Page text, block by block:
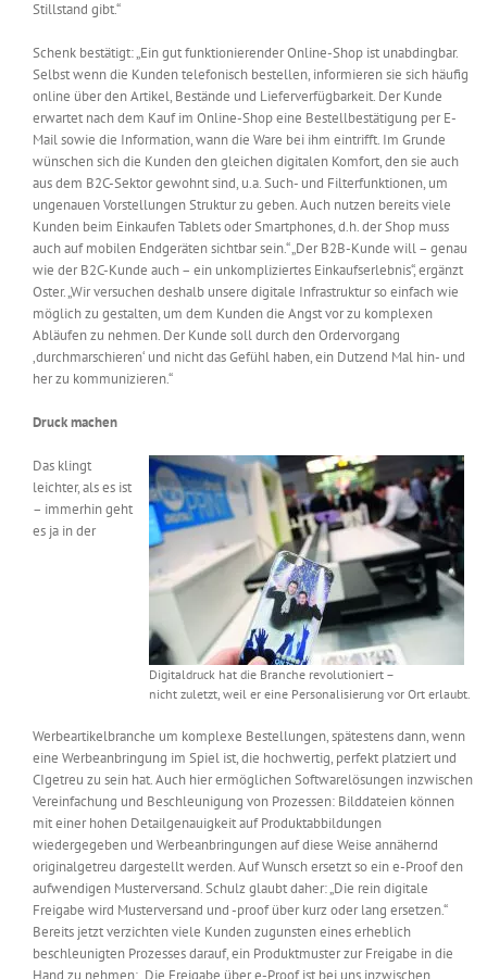
Stillstand gibt.“
Schenk bestätigt: „Ein gut funktionierender Online-Shop ist unabdingbar.
Selbst wenn die Kunden telefonisch bestellen, informieren sie sich häufig
online über den Artikel, Bestände und Lieferverfügbarkeit. Der Kunde
erwartet nach dem Kauf im Online-Shop eine Bestellbestätigung per E-
Mail sowie die Information, wann die Ware bei ihm eintrifft. Im Grunde
wünschen sich die Kunden den gleichen digitalen Komfort, den sie auch
aus dem B2C-Sektor gewohnt sind, u.a. Such- und Filterfunktionen, um
ungenauen Vorstellungen Struktur zu geben. Auch nutzen bereits viele
Kunden beim Einkaufen Tablets oder Smartphones, d.h. der Shop muss
auch auf mobilen Endgeräten sichtbar sein.“ „Der B2B-Kunde will – genau
wie der B2C-Kunde auch – ein unkompliziertes Einkaufserlebnis“, ergänzt
Oster. „Wir versuchen deshalb unsere digitale Infrastruktur so einfach wie
möglich zu gestalten, um dem Kunden die Angst vor zu komplexen
Abläufen zu nehmen. Der Kunde soll durch den Ordervorgang
‚durchmarschieren‘ und nicht das Gefühl haben, ein Dutzend Mal hin- und
her zu kommunizieren.“
Druck machen
Digitaldruck hat die Branche revolutioniert –
nicht zuletzt, weil er eine Personalisierung vor Ort erlaubt.
Das klingt
leichter, als es ist
– immerhin geht
es ja in der
Werbeartikelbranche um komplexe Bestellungen, spätestens dann, wenn
eine Werbeanbringung im Spiel ist, die hochwertig, perfekt platziert und
CIgetreu zu sein hat. Auch hier ermöglichen Softwarelösungen inzwischen
Vereinfachung und Beschleunigung von Prozessen: Bilddateien können
mit einer hohen Detailgenauigkeit auf Produktabbildungen
wiedergegeben und Werbeanbringungen auf diese Weise annähernd
originalgetreu dargestellt werden. Auf Wunsch ersetzt so ein e-Proof den
aufwendigen Musterversand. Schulz glaubt daher: „Die rein digitale
Freigabe wird Musterversand und -proof über kurz oder lang ersetzen.“
Bereits jetzt verzichten viele Kunden zugunsten eines erheblich
beschleunigten Prozesses darauf, ein Produktmuster zur Freigabe in die